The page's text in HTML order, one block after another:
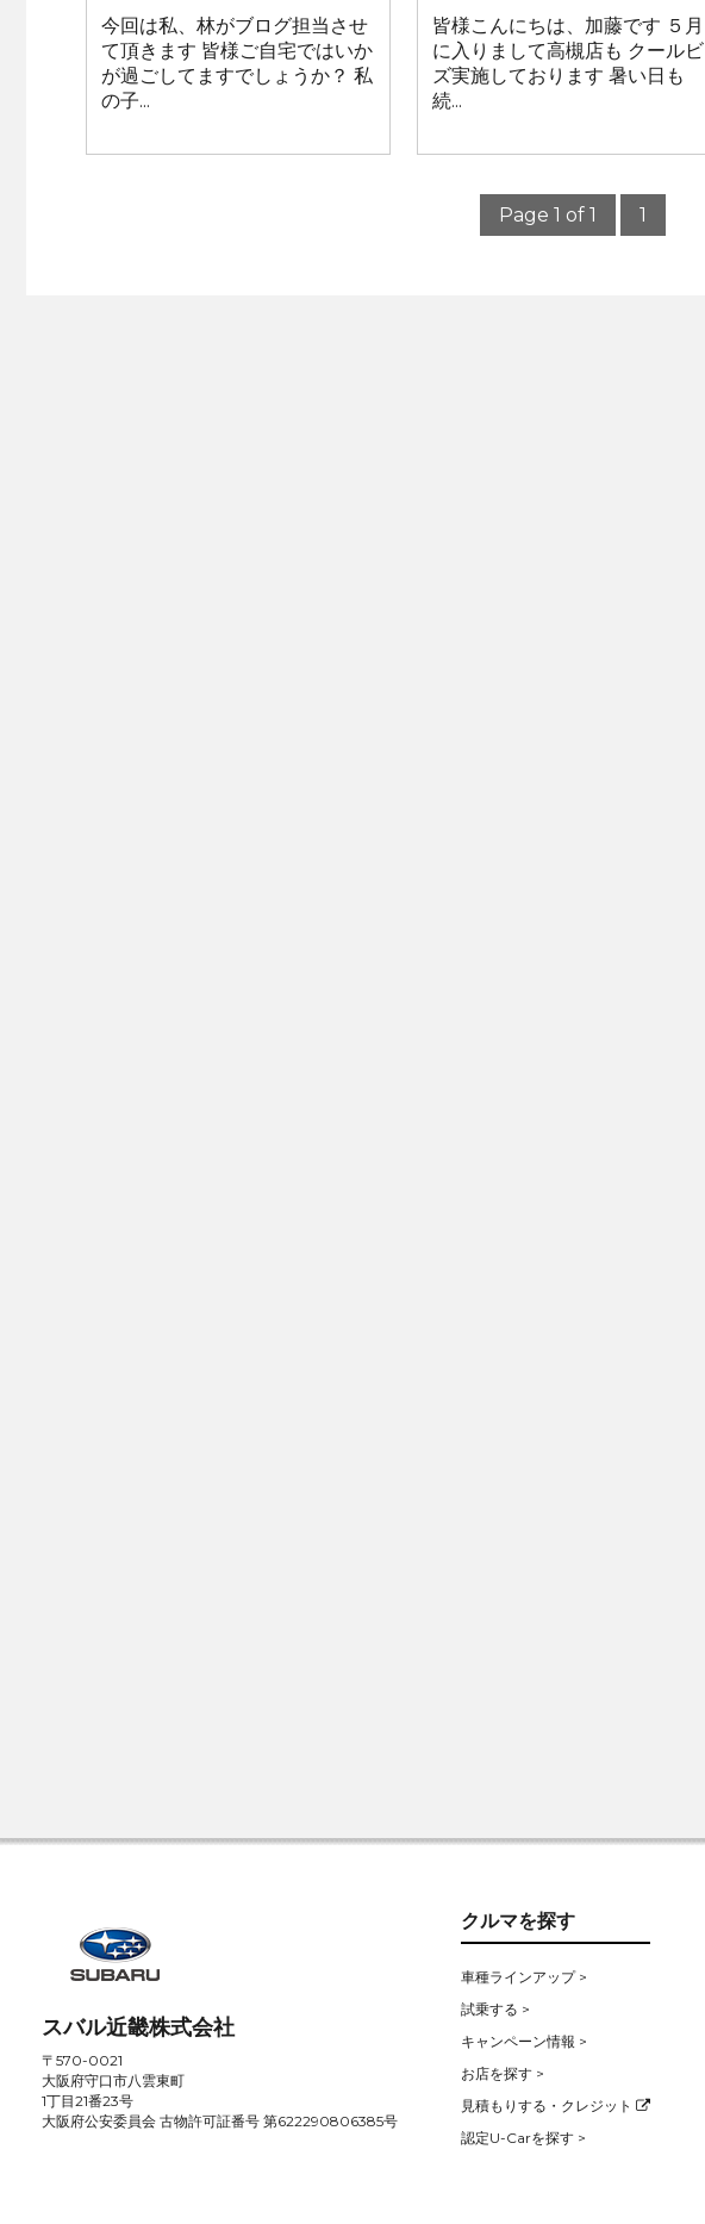
今回は私、林がブログ担当させ
て頂きます 皆様ご自宅ではいか
が過ごしてますでしょうか？ 私
の子...
皆様こんにちは、加藤です ５月
に入りまして高槻店も クールビ
ズ実施しております 暑い日も
続...
Page 1 of 1 1
スバル近畿株式会社
〒570-0021
大阪府守口市八雲東町
1丁目21番23号
大阪府公安委員会 古物許可証番号 第622290806385号
クルマを探す
車種ラインアップ >
試乗する >
キャンペーン情報 >
お店を探す >
見積もりする・クレジット
認定U-Carを探す >